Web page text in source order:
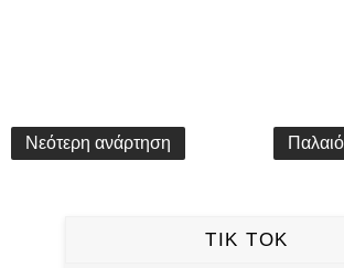
Νεότερη ανάρτηση
TIK TOK